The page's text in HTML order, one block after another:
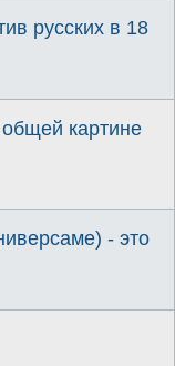
русских в 18
картине
- это